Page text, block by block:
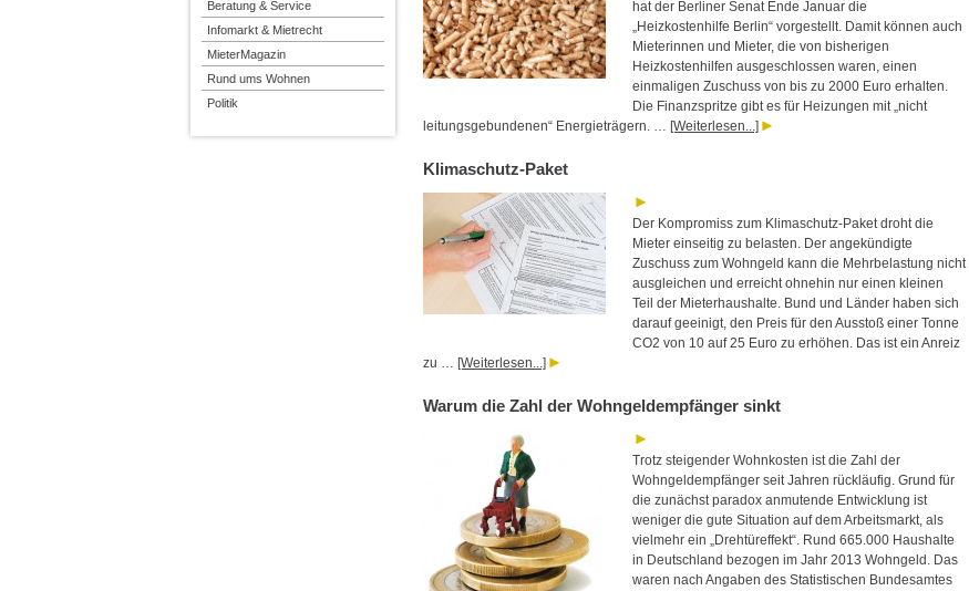
hat der Berliner Senat Ende Januar die
„Heizkostenhilfe Berlin“ vorgestellt. Damit können auch
Mieterinnen und Mieter, die von bisherigen
Heizkostenhilfen ausgeschlossen waren, einen
einmaligen Zuschuss von bis zu 2000 Euro erhalten.
Die Finanzspritze gibt es für Heizungen mit „nicht
leitungsgebundenen“ Energieträgern. … [Weiterlesen...]
Klimaschutz-Paket
Der Kompromiss zum Klimaschutz-Paket droht die
Mieter einseitig zu belasten. Der angekündigte
Zuschuss zum Wohngeld kann die Mehrbelastung nicht
ausgleichen und erreicht ohnehin nur einen kleinen
Teil der Mieterhaushalte. Bund und Länder haben sich
darauf geeinigt, den Preis für den Ausstoß einer Tonne
CO2 von 10 auf 25 Euro zu erhöhen. Das ist ein Anreiz
zu … [Weiterlesen...]
Warum die Zahl der Wohngeldempfänger sinkt
Trotz steigender Wohnkosten ist die Zahl der
Wohngeldempfänger seit Jahren rückläufig. Grund für
die zunächst paradox anmutende Entwicklung ist
weniger die gute Situation auf dem Arbeitsmarkt, als
vielmehr ein „Drehtüreffekt“. Rund 665.000 Haushalte
in Deutschland bezogen im Jahr 2013 Wohngeld. Das
waren nach Angaben des Statistischen Bundesamtes
Beratung & Service
Infomarkt & Mietrecht
MieterMagazin
Rund ums Wohnen
Politik